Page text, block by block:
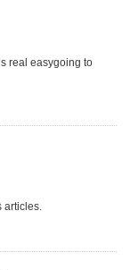
real easygoing to